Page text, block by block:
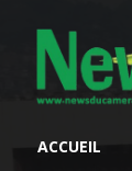
ACCUEIL